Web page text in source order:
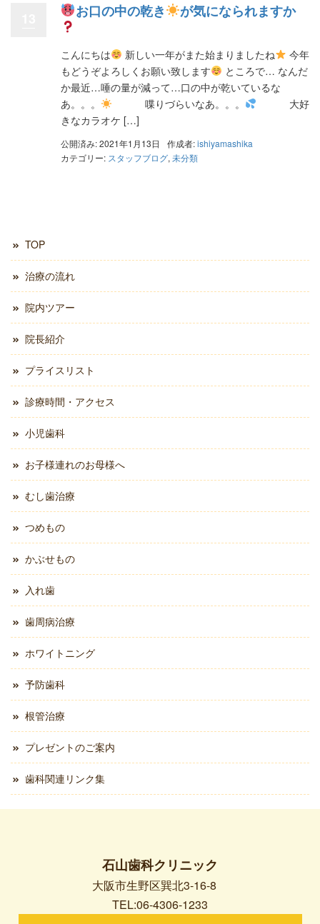
お口の中の乾き が気になられますか
こんにちは 新しい一年がまた始まりましたね
今年
もどうぞよろしくお願い致します
ところで… なんだ
か最近…唾の量が減って…口の中が乾いているな
あ。。。
喋りづらいなあ。。。
大好
きなカラオケ […]
公開済み: 2021年1月13日 作成者:ishiyamashika
カテゴリー: スタッフブログ, 未分類
TOP
治療の流れ
院内ツアー
院長紹介
プライスリスト
診療時間・アクセス
小児歯科
お子様連れのお母様へ
むし歯治療
つめもの
かぶせもの
入れ歯
歯周病治療
ホワイトニング
予防歯科
根管治療
プレゼントのご案内
歯科関連リンク集
石山歯科クリニック
大阪市生野区巽北3-16-8
TEL:06-4306-1233